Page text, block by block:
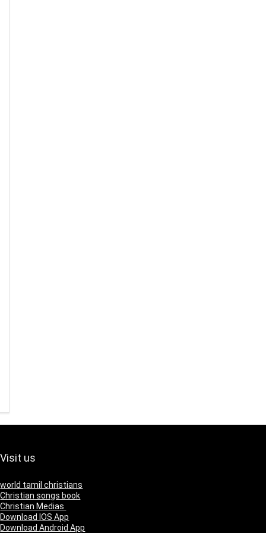
Visit us
world tamil christians
Christian songs book
Christian Medias
Download IOS App
Download Android App